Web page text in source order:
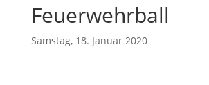
Feuerwehrball
Samstag, 18. Januar 2020